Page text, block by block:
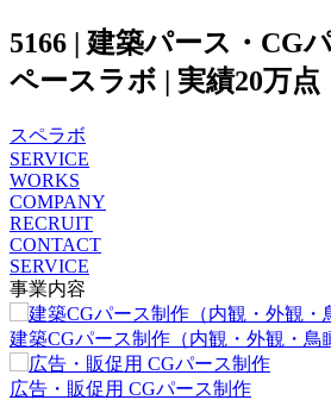
5166 | 建築パース・CG
ペースラボ | 実績20万点
スペラボ
SERVICE
WORKS
COMPANY
RECRUIT
CONTACT
SERVICE
事業内容
建築CGパース制作（内観・外観・鳥
広告・販促用 CGパース制作